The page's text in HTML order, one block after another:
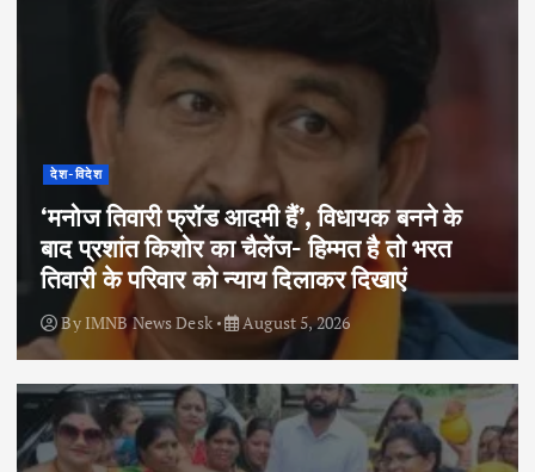
देश-विदेश
‘मनोज तिवारी फ्रॉड आदमी हैं’, विधायक बनने के
बाद प्रशांत किशोर का चैलेंज- हिम्मत है तो भरत
तिवारी के परिवार को न्याय दिलाकर दिखाएं
By IMNB News Desk August 5, 2026